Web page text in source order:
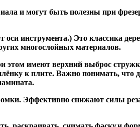
и могут быть полезны при
инструмента.) Это классика
многослойных материалов.
имеют верхний выброс
к плите. Важно понимать,
Эффективно снижают силы